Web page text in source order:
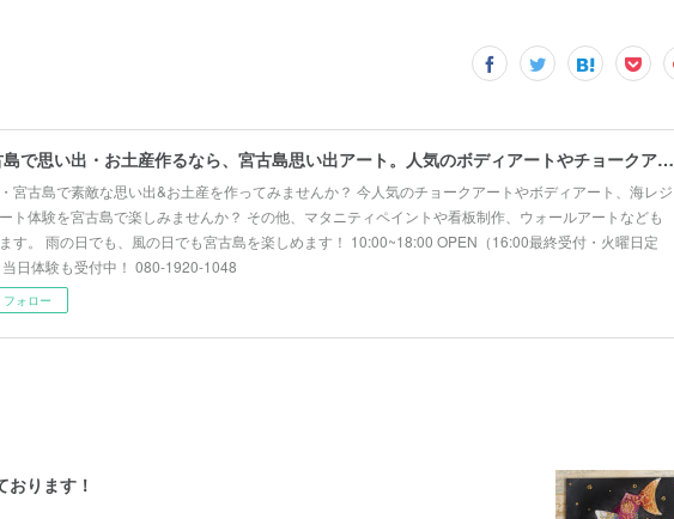
宮古島で思い出・お土産作るなら、宮古島思い出アート。人気のボディアートやチョークアート、海レジンアート体験が楽しめます！
宮古島で素敵な思い出&お土産を作ってみませんか？ 今人気のチョークアートやボディアート、海レジ
ト体験を宮古島で楽しみませんか？ その他、マタニティペイントや看板制作、ウォールアートなども
す。 雨の日でも、風の日でも宮古島を楽しめます！ 10:00~18:00 OPEN（16:00最終受付・火曜日定
日体験も受付中！ 080-1920-1048
フォロー
ります！